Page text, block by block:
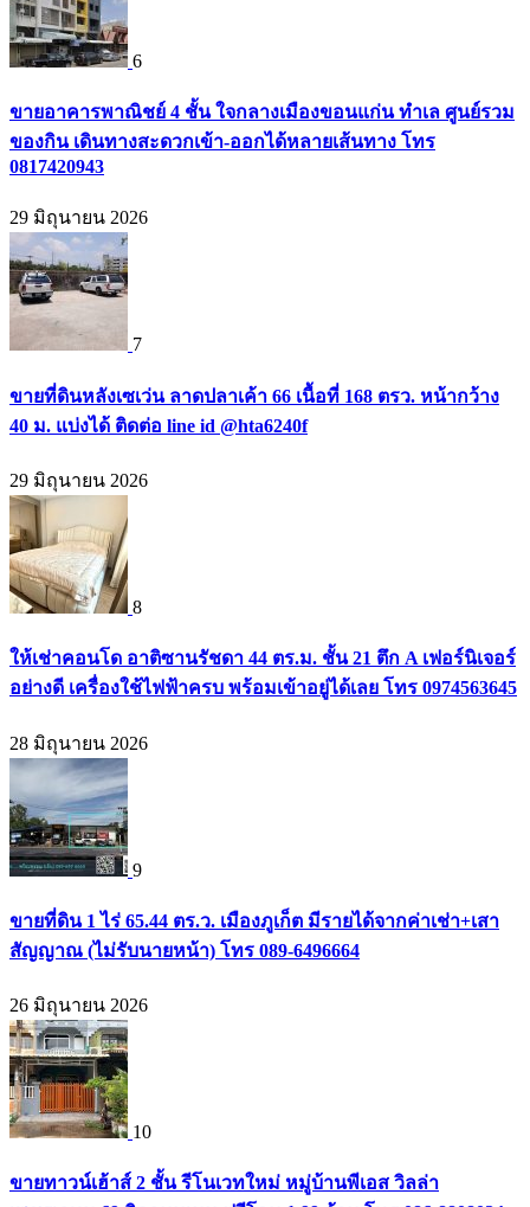
6
ขายอาคารพาณิชย์ 4 ชั้น ใจกลางเมืองขอนแก่น ทำเล ศูนย์รวม
ของกิน เดินทางสะดวกเข้า-ออกได้หลายเส้นทาง โทร
0817420943
29 มิถุนายน 2026
7
ขายที่ดินหลังเซเว่น ลาดปลาเค้า 66 เนื้อที่ 168 ตรว. หน้ากว้าง
40 ม. แบ่งได้ ติดต่อ line id @hta6240f
29 มิถุนายน 2026
8
ให้เช่าคอนโด อาติซานรัชดา 44 ตร.ม. ชั้น 21 ตึก A เฟอร์นิเจอร์
อย่างดี เครื่องใช้ไฟฟ้าครบ พร้อมเข้าอยู่ได้เลย โทร 0974563645
28 มิถุนายน 2026
9
ขายที่ดิน 1 ไร่ 65.44 ตร.ว. เมืองภูเก็ต มีรายได้จากค่าเช่า+เสา
สัญญาณ (ไม่รับนายหน้า) โทร 089-6496664
26 มิถุนายน 2026
10
ขายทาวน์เฮ้าส์ 2 ชั้น รีโนเวทใหม่ หมู่บ้านพีเอส วิลล่า